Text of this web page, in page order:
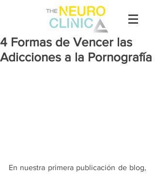
4 Formas de Vencer las
Adicciones a la Pornografía
En nuestra primera publicación de blog,